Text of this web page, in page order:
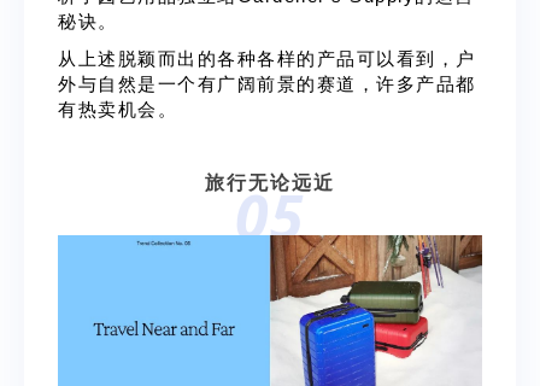
秘诀。
从上述脱颖而出的各种各样的产品可以看到，户
外与自然是一个有广阔前景的赛道，许多产品都
有热卖机会。
05
旅行无论远近